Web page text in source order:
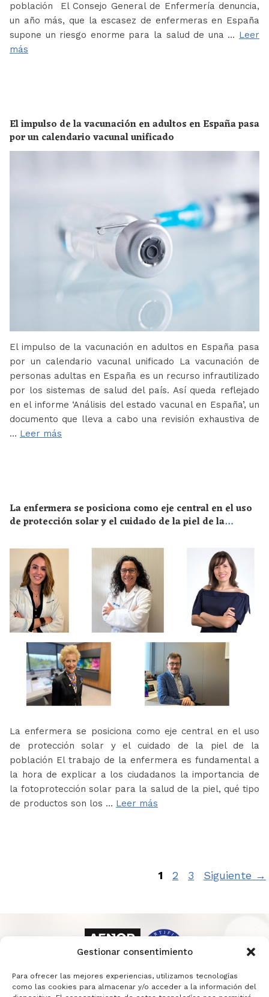
Gestionar consentimiento
Para ofrecer las mejores experiencias, utilizamos tecnologías
como las cookies para almacenar y/o acceder a la información del
población El Consejo General de Enfermería denuncia,
un año más, que la escasez de enfermeras en España
supone un riesgo enorme para la salud de una … Leer
más
El impulso de la vacunación en adultos en España pasa
por un calendario vacunal unificado
El impulso de la vacunación en adultos en España pasa
por un calendario vacunal unificado La vacunación de
personas adultas en España es un recurso infrautilizado
por los sistemas de salud del país. Así queda reflejado
en el informe ‘Análisis del estado vacunal en España’, un
documento que lleva a cabo una revisión exhaustiva de
… Leer más
La enfermera se posiciona como eje central en el uso
de protección solar y el cuidado de la piel de la
La enfermera se posiciona como eje central en el uso
de protección solar y el cuidado de la piel de la
población El trabajo de la enfermera es fundamental a
la hora de explicar a los ciudadanos la importancia de
la fotoprotección solar para la salud de la piel, qué tipo
de productos son los … Leer más
Página
1 Página
2 Página
3 Siguiente →